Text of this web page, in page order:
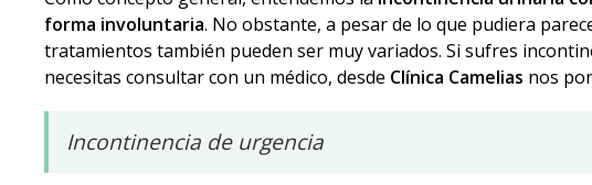
forma involuntaria. No obstante, a pesar de lo que pudiera
tratamientos también pueden ser muy variados. Si sufres
necesitas consultar con un médico, desde Clínica Camelias nos
Incontinencia de urgencia